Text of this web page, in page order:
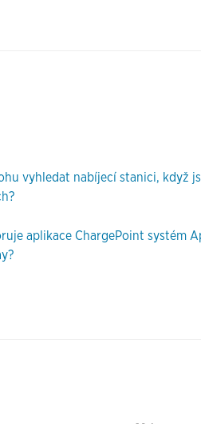
vyhledat nabíjecí stanici, když
aplikace ChargePoint systém